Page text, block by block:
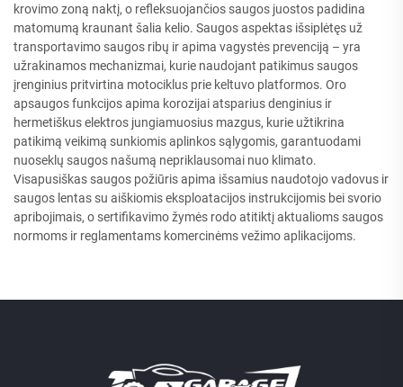
krovimo zoną naktį, o refleksuojančios saugos juostos padidina
matomumą kraunant šalia kelio. Saugos aspektas išsiplėtęs už
transportavimo saugos ribų ir apima vagystės prevenciją – yra
užrakinamos mechanizmai, kurie naudojant patikimus saugos
įrenginius pritvirtina motociklus prie keltuvo platformos. Oro
apsaugos funkcijos apima korozijai atsparius denginius ir
hermetiškus elektros jungiamuosius mazgus, kurie užtikrina
patikimą veikimą sunkiomis aplinkos sąlygomis, garantuodami
nuoseklų saugos našumą nepriklausomai nuo klimato.
Visapusiškas saugos požiūris apima išsamius naudotojo vadovus ir
saugos lentas su aiškiomis eksploatacijos instrukcijomis bei svorio
apribojimais, o sertifikavimo žymės rodo atitiktį aktualioms saugos
normoms ir reglamentams komercinėms vežimo aplikacijoms.